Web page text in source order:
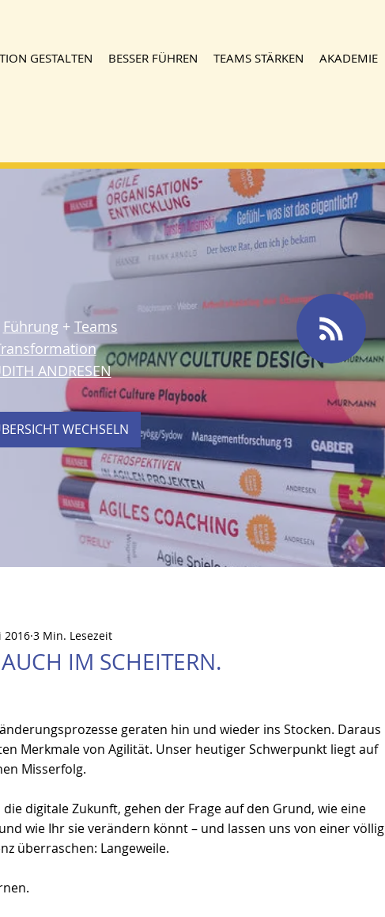
GESTALTEN BESSER FÜHREN TEAMS STÄRKEN AKADEMIE
Führung+ Teams
ANDRESEN
WECHSELN
IM SCHEITERN.
2016 3 Min. Lesezeit
geraten hin und wieder ins Stocken. Daraus
Merkmale von Agilität. Unser heutiger Schwerpunkt liegt auf
Misserfolg.
digitale Zukunft, gehen der Frage auf den Grund, wie eine
wie Ihr sie verändern könnt – und lassen uns von einer völlig
überraschen: Langeweile.